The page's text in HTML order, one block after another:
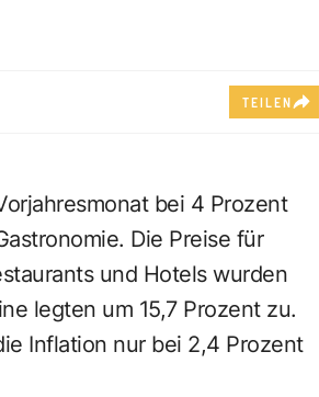
TEILEN
bei 4 Prozent
Die Preise für
und Hotels wurden
legten um 15,7 Prozent zu.
Inflation nur bei 2,4 Prozent